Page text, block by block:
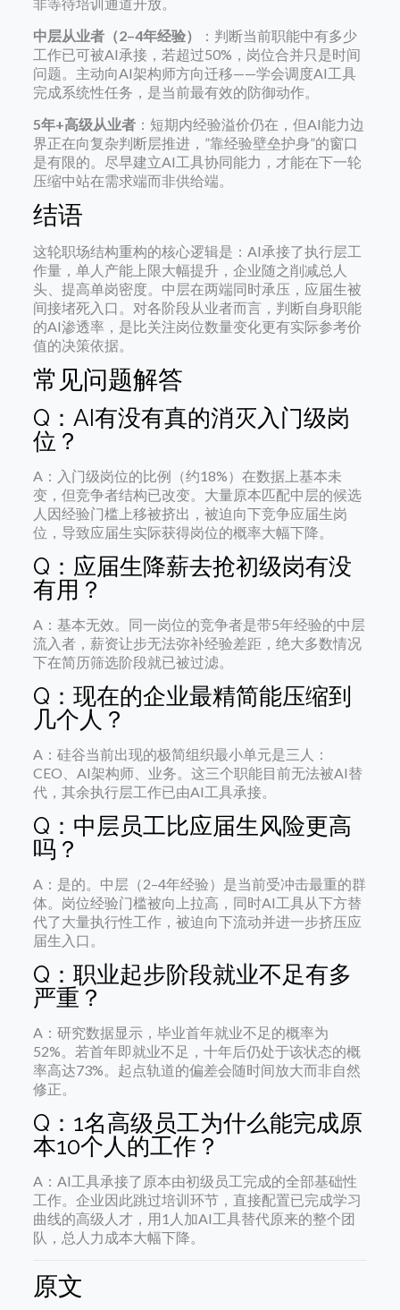
中层从业者（2–4年经验）
：判断当前职能中有多少
工作已可被AI承接，若超过50%，岗位合并只是时间
问题。主动向AI架构师方向迁移——学会调度AI工具
完成系统性任务，是当前最有效的防御动作。
5年+高级从业者：短期内经验溢价仍在，但AI能力边
界正在向复杂判断层推进，”靠经验壁垒护身”的窗口
是有限的。尽早建立AI工具协同能力，才能在下一轮
压缩中站在需求端而非供给端。
结语
这轮职场结构重构的核心逻辑是：AI承接了执行层工
作量，单人产能上限大幅提升，企业随之削减总人
头、提高单岗密度。中层在两端同时承压，应届生被
间接堵死入口。对各阶段从业者而言，判断自身职能
的AI渗透率，是比关注岗位数量变化更有实际参考价
值的决策依据。
常见问题解答
Q：AI有没有真的消灭入门级岗
位？
A：入门级岗位的比例（约18%）在数据上基本未
变，但竞争者结构已改变。大量原本匹配中层的候选
人因经验门槛上移被挤出，被迫向下竞争应届生岗
位，导致应届生实际获得岗位的概率大幅下降。
Q：应届生降薪去抢初级岗有没
有用？
A：基本无效。同一岗位的竞争者是带5年经验的中层
流入者，薪资让步无法弥补经验差距，绝大多数情况
下在简历筛选阶段就已被过滤。
Q：现在的企业最精简能压缩到
几个人？
A：硅谷当前出现的极简组织最小单元是三人：
CEO、AI架构师、业务。这三个职能目前无法被AI替
代，其余执行层工作已由AI工具承接。
Q：中层员工比应届生风险更高
吗？
A：是的。中层（2–4年经验）是当前受冲击最重的群
体。岗位经验门槛被向上拉高，同时AI工具从下方替
代了大量执行性工作，被迫向下流动并进一步挤压应
届生入口。
Q：职业起步阶段就业不足有多
严重？
A：研究数据显示，毕业首年就业不足的概率为
52%。若首年即就业不足，十年后仍处于该状态的概
率高达73%。起点轨道的偏差会随时间放大而非自然
修正。
Q：1名高级员工为什么能完成原
本10个人的工作？
A：AI工具承接了原本由初级员工完成的全部基础性
工作。企业因此跳过培训环节，直接配置已完成学习
曲线的高级人才，用1人加AI工具替代原来的整个团
队，总人力成本大幅下降。
原文